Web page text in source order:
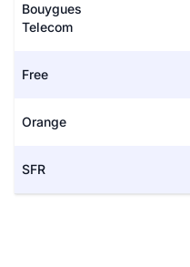
Bouygues
Telecom
Free
Orange
SFR